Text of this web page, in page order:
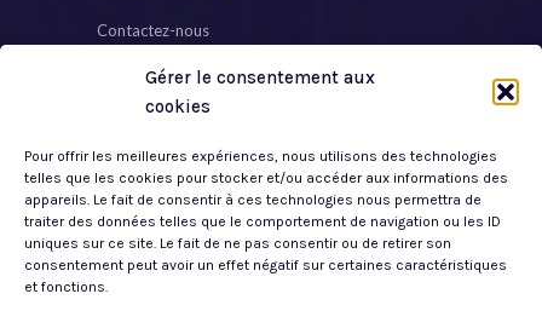
Gérer le consentement aux
cookies
Pour offrir les meilleures expériences, nous utilisons des technologies
telles que les cookies pour stocker et/ou accéder aux informations des
appareils. Le fait de consentir à ces technologies nous permettra de
traiter des données telles que le comportement de navigation ou les ID
uniques sur ce site. Le fait de ne pas consentir ou de retirer son
consentement peut avoir un effet négatif sur certaines caractéristiques
et fonctions.
Contactez-nous
Plan de Site
Mentions Légales
Politique de Confidentialité
CGV